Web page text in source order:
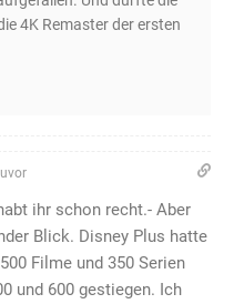
4K Remaster der ersten
ihr schon recht.- Aber
Blick. Disney Plus hatte
Filme und 350 Serien
und 600 gestiegen. Ich